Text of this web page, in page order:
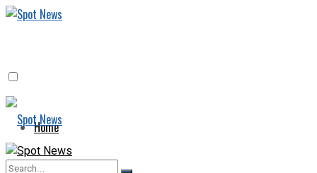
Home
BERITA